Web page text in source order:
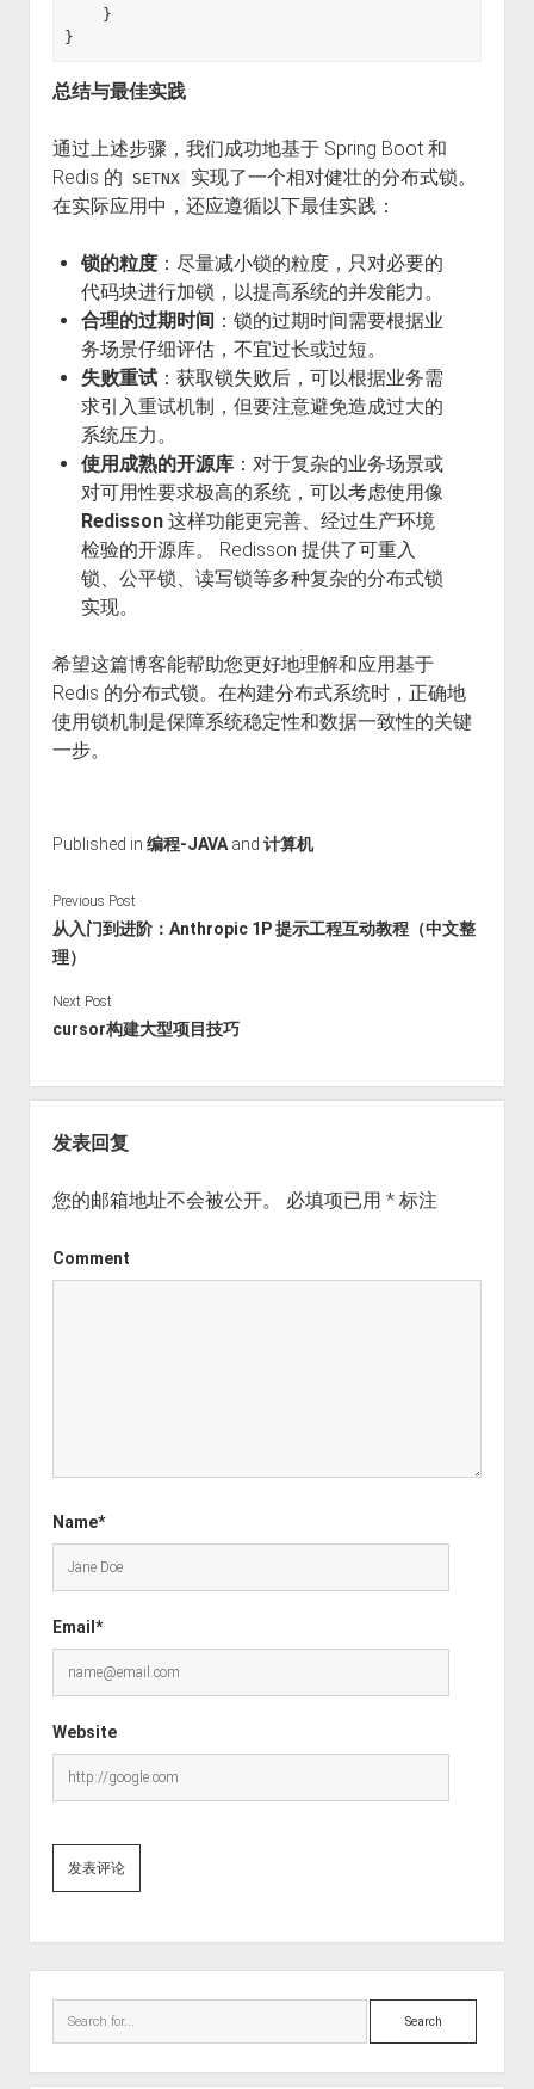
总结与最佳实践
通过上述步骤，我们成功地基于 Spring Boot 和
Redis 的
SETNX
实现了一个相对健壮的分布式锁。
在实际应用中，还应遵循以下最佳实践：
锁的粒度：尽量减小锁的粒度，只对必要的
代码块进行加锁，以提高系统的并发能力。
合理的过期时间 ：锁的过期时间需要根据业
务场景仔细评估，不宜过长或过短。
失败重试：获取锁失败后，可以根据业务需
求引入重试机制，但要注意避免造成过大的
系统压力。
使用成熟的开源库：对于复杂的业务场景或
对可用性要求极高的系统，可以考虑使用像
Redisson这样功能更完善、经过生产环境
检验的开源库。 Redisson 提供了可重入
锁、公平锁、读写锁等多种复杂的分布式锁
实现。
希望这篇博客能帮助您更好地理解和应用基于
Redis 的分布式锁。在构建分布式系统时，正确地
使用锁机制是保障系统稳定性和数据一致性的关键
一步。
Published in 编程-JAVAand 计算机
Previous Post
从入门到进阶：Anthropic 1P 提示工程互动教程（中文整
理）
Next Post
cursor构建大型项目技巧
发表回复
您的邮箱地址不会被公开。 必填项已用 *标注
Comment
Name*
Email*
Website
Search